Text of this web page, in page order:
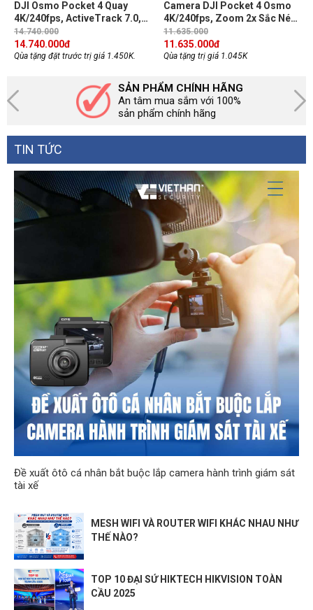
DJI Osmo Pocket 4 Quay
4K/240fps, ActiveTrack 7.0,
Zoom 2x Sắc Nét, Gimbal 3
Trục, Kết nối OsmoAudio
(Creator Combo)
14.740.000
14.740.000đ
Qùa tặng đặt trước trị giá 1.450K.
Camera DJI Pocket 4 Osmo
4K/240fps, Zoom 2x Sắc Nét,
Chống Rung Mượt, Quay Vlog
Review Sản Phẩmn CMOS 1-
inch (Standard Combo)
11.635.000
11.635.000đ
Qùa tặng trị giá 1.045K
SẢN PHẨM CHÍNH HÃNG
An tâm mua sắm với 100%
sản phẩm chính hãng
TIN TỨC
Đề xuất ôtô cá nhân bắt buộc lắp camera hành trình giám sát
tài xế
MESH WIFI VÀ ROUTER WIFI KHÁC NHAU NHƯ
THẾ NÀO?
TOP 10 ĐẠI SỨ HIKTECH HIKVISION TOÀN
CẦU 2025